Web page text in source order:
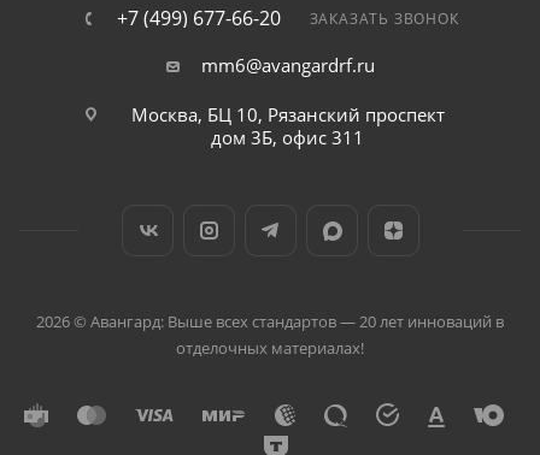
+7 (499) 677-66-20 ЗАКАЗАТЬ ЗВОНОК
mm6@avangardrf.ru
Москва, БЦ 10, Рязанский проспект
дом 3Б, офис 311
2026 © Авангард: Выше всех стандартов — 20 лет инноваций в
отделочных материалах!